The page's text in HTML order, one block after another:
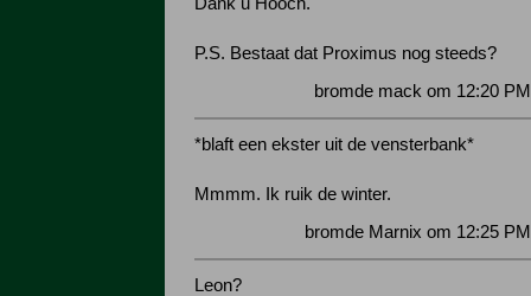
P.S. Bestaat dat Proximus nog steeds?
bromde mack om 12:20
*blaft een ekster uit de vensterbank*
Mmmm. Ik ruik de winter.
bromde Marnix om 12:25
Leon?